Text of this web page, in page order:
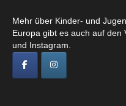
Mehr über Kinder- und
Europa gibt es auch auf den
und Instagram.